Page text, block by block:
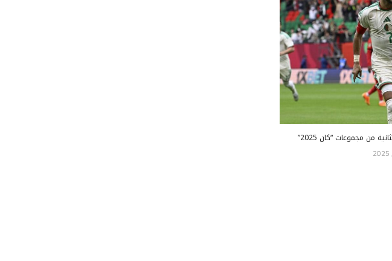
من مجموعات “كان 2025”